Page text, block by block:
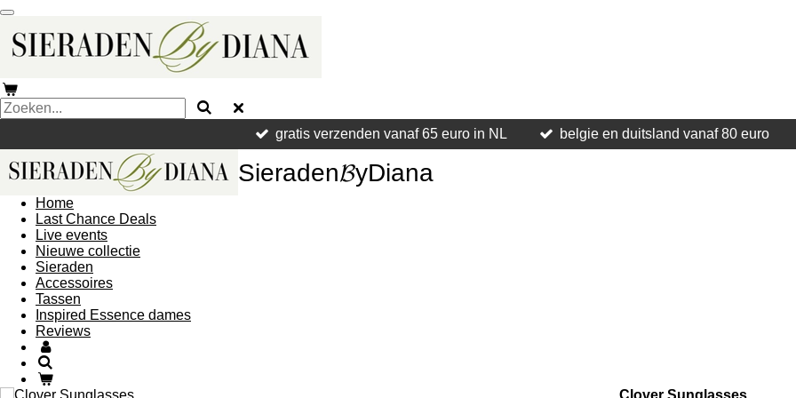
Ga
direct
naar
gratis verzenden vanaf 65 euro in NL belgie en duitsland vanaf 80 euro
Sieraden𝓑yDiana
Home
Last Chance Deals
Live events
Nieuwe collectie
Sieraden
Accessoires
Tassen
Inspired Essence dames
Reviews
Clover Sunglasses